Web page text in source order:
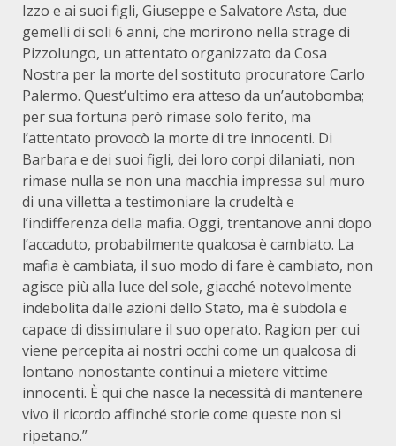
Izzo e ai suoi figli, Giuseppe e Salvatore Asta, due
gemelli di soli 6 anni, che morirono nella strage di
Pizzolungo, un attentato organizzato da Cosa
Nostra per la morte del sostituto procuratore Carlo
Palermo. Quest’ultimo era atteso da un’autobomba;
per sua fortuna però rimase solo ferito, ma
l’attentato provocò la morte di tre innocenti. Di
Barbara e dei suoi figli, dei loro corpi dilaniati, non
rimase nulla se non una macchia impressa sul muro
di una villetta a testimoniare la crudeltà e
l’indifferenza della mafia. Oggi, trentanove anni dopo
l’accaduto, probabilmente qualcosa è cambiato. La
mafia è cambiata, il suo modo di fare è cambiato, non
agisce più alla luce del sole, giacché notevolmente
indebolita dalle azioni dello Stato, ma è subdola e
capace di dissimulare il suo operato. Ragion per cui
viene percepita ai nostri occhi come un qualcosa di
lontano nonostante continui a mietere vittime
innocenti. È qui che nasce la necessità di mantenere
vivo il ricordo affinché storie come queste non si
ripetano.”